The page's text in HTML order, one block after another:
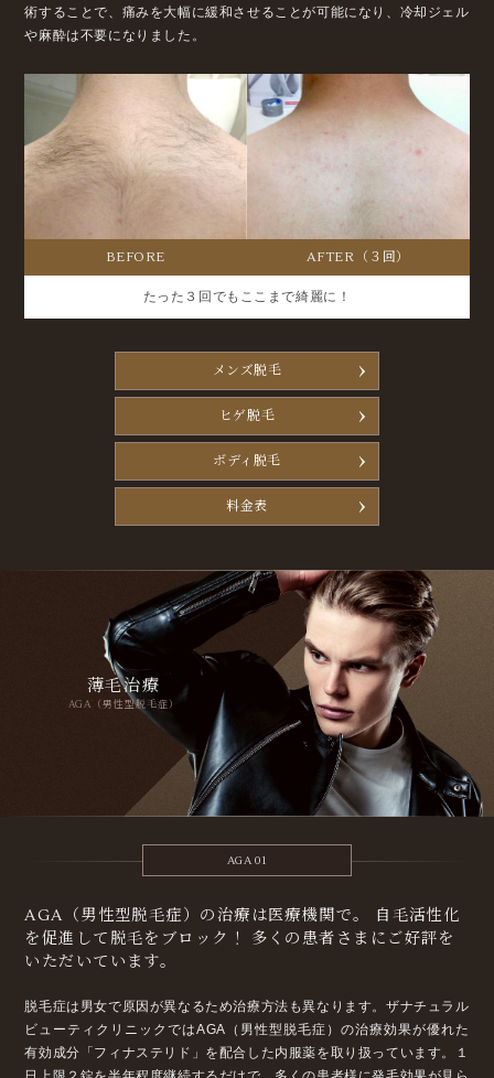
術することで、痛みを大幅に緩和させることが可能になり、冷却ジェル
や麻酔は不要になりました。
BEFORE AFTER（３回）
たった３回でもここまで綺麗に！
メンズ脱毛
ヒゲ脱毛
ボディ脱毛
料金表
薄毛治療
AGA（男性型脱毛症）
AGA 01
AGA（男性型脱毛症）の治療は医療機関で。
自毛活性化
を促進して脱毛をブロック！
多くの患者さまにご好評を
いただいています。
脱毛症は男女で原因が異なるため治療方法も異なります。ザナチュラル
ビューティクリニックではAGA（男性型脱毛症）の治療効果が優れた
有効成分「フィナステリド」を配合した内服薬を取り扱っています。１